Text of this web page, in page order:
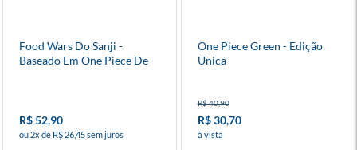
Food Wars Do Sanji -
Baseado Em One Piece De
R$ 52,90
ou 2x de R$ 26,45 sem juros
One Piece Green - Edição
Unica
R$ 40,90
R$ 30,70
à vista